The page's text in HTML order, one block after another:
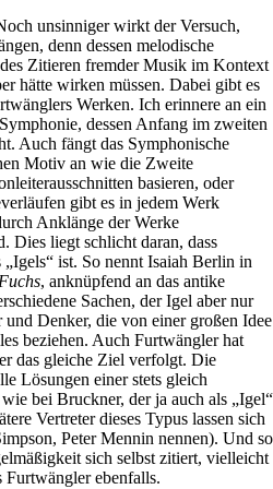
unsinniger wirkt der Versuch,
denn dessen melodische
Zitieren fremder Musik im Kontext
hätte wirken müssen. Dabei gibt es
Werken. Ich erinnere an ein
dessen Anfang im zweiten
Auch fängt das Symphonische
Motiv an wie die Zweite
basieren, oder
gibt es in jedem Werk
Anklänge der Werke
Dies liegt schlicht daran, dass
ist. So nennt Isaiah Berlin in
, anknüpfend an das antike
Sachen, der Igel aber nur
Denker, die von einer großen Idee
beziehen. Auch Furtwängler hat
das gleiche Ziel verfolgt. Die
Lösungen einer stets gleich
bei Bruckner, der ja auch als „Igel“
Vertreter dieses Typus lassen sich
Peter Mennin nennen). Und so
sich selbst zitiert, vielleicht
Furtwängler ebenfalls.